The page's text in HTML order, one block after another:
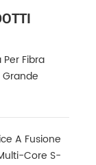
Fibra
A Fusione
Core S-